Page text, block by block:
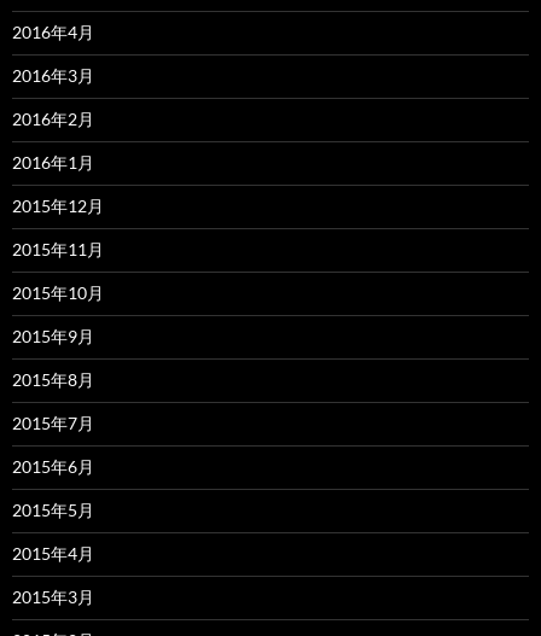
2016年4月
2016年3月
2016年2月
2016年1月
2015年12月
2015年11月
2015年10月
2015年9月
2015年8月
2015年7月
2015年6月
2015年5月
2015年4月
2015年3月